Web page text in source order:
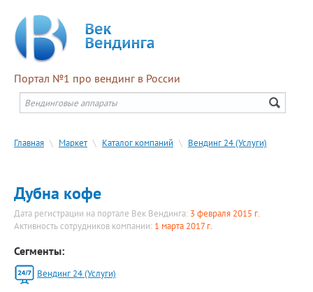
Портал №1 про вендинг в России
Главная \ Маркет \ Каталог компаний \ Вендинг 24 (Услуги)
Дубна кофе
Дата регистрации на портале Век Вендинга: 3 февраля 2015 г.
Активность сотрудников компании: 1 марта 2017 г.
Сегменты:
Вендинг 24 (Услуги)